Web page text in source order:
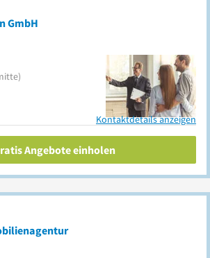
GmbH
Kontaktdetails anzeigen
Angebote einholen